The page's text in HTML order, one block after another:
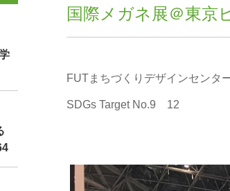
国際メガネ展＠東
FUTまちづくりデザインセンタ
SDGs Target No.9 12